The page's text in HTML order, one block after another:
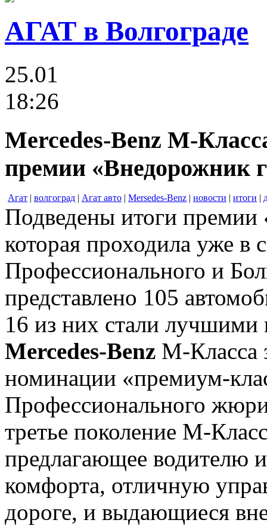
АГАТ в Волгограде
25.01
18:26
Mercedes-Benz М-
премии «Внедорожник
Агат | волгоград | Агат авто | Mersedes-Benz | новости | итоги |
Подведены итоги
которая проходила уже в
Профессионального и
представлено 105
16 из них стали лучшими
Mercedes-Benz М-Класса
номинации «премиум-
Профессионального
третье поколение М-
предлагающее водителю
комфорта, отличную
дороге, и выдающиеся